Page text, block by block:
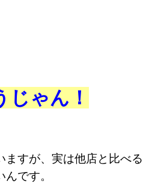
ゃん！
ますが、実は他店と比べる
です。